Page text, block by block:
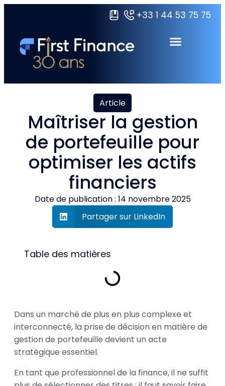
+33 1 44 53 75 75
Article
Maîtriser la gestion
de portefeuille pour
optimiser les actifs
financiers
Date de publication : 14 novembre 2025
Partager sur LinkedIn
Table des matières
Dans un marché de plus en plus complexe et
interconnecté, la prise de décision en matière de
gestion de portefeuille devient un acte
stratégique essentiel.
En tant que professionnel de la finance, il ne suffit